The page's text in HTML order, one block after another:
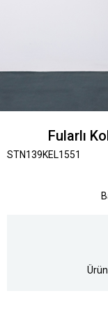
Fularlı
STN139KEL1551